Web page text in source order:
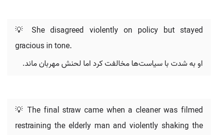
💡 She disagreed violently on policy but stayed
gracious in tone.
او به شدت با سیاست‌ها مخالفت کرد اما لحنش مهربان ماند.
💡 The final straw came when a cleaner was filmed
restraining the elderly man and violently shaking the